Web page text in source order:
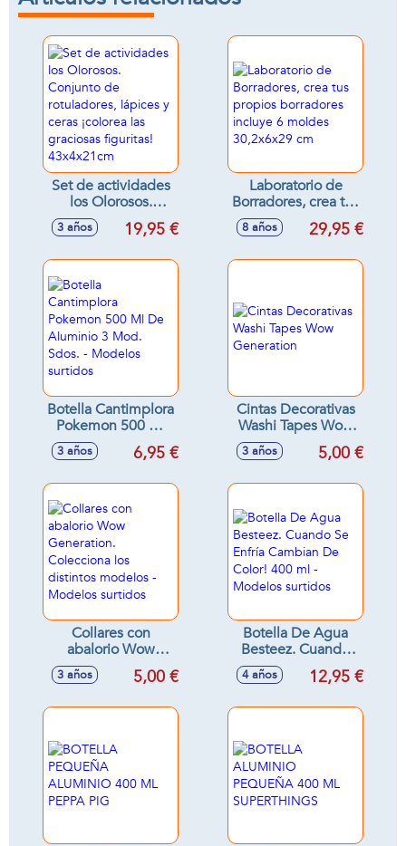
Set de actividades
los Olorosos.
Conjunto de
rotuladores, lápices
graciosas figuritas!
43x4x21cm
3 años 19,95 €
Laboratorio de
Borradores, crea tus
propios borradores
incluye 6 moldes
8 años 29,95 €
Botella Cantimplora
Pokemon 500 Ml
De Aluminio 3
Mod. Sdos. -
3 años 6,95 €
Cintas Decorativas
Washi Tapes Wow
Generation
3 años 5,00 €
Collares con
abalorio Wow
Generation.
Colecciona los
3 años 5,00 €
Botella De Agua
Besteez. Cuando
Se Enfría Cambian
De Color! 400 ml -
4 años 12,95 €